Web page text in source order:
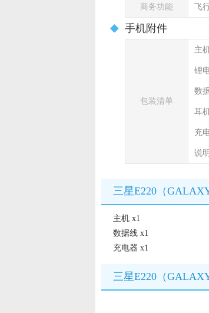
商务功能 飞
手机附件
包装清单
主
锂
数
耳
充
说
三星E220（
主机 x1
数据线 x1
充电器 x1
三星E220（